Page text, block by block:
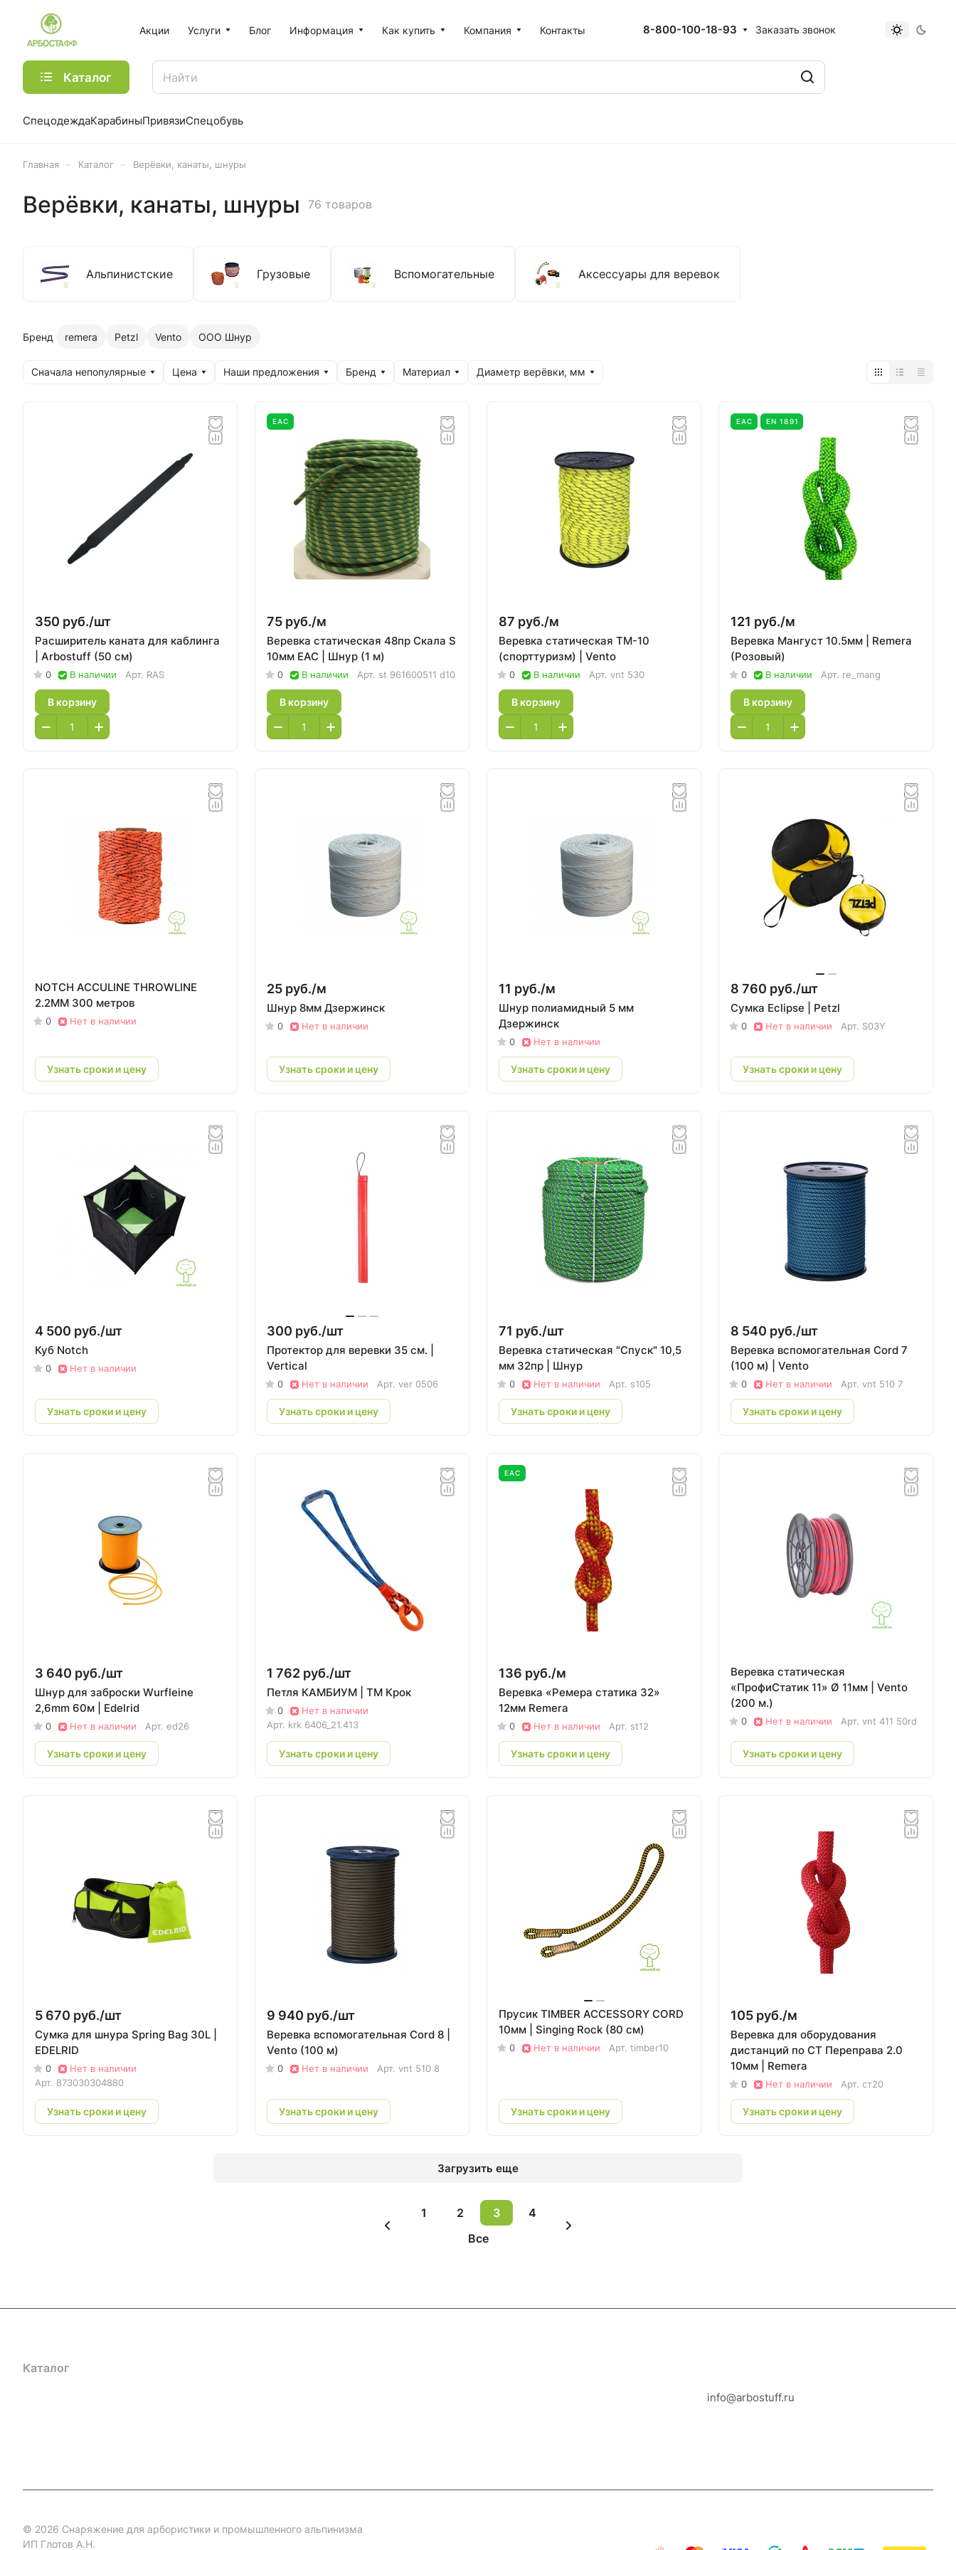
Акции Услуги Блог Информация Как купить Компания Контакты 8-800-100-18-93 Заказать звонок
Каталог
СпецодеждаКарабиныПривязиСпецобувь
Главная Каталог Верёвки, канаты, шнуры
Верёвки, канаты, шнуры 76 товаров
Альпинистские Грузовые Вспомогательные Аксессуары для веревок
Бренд remera Petzl Vento ООО Шнур
Сначала непопулярные Цена Наши предложения Бренд Материал Диаметр верёвки, мм
350 руб./шт
Расширитель каната для каблинга
| Arbostuff (50 см)
0 В наличии Арт. RAS
В корзину
EAC
75 руб./м
Веревка статическая 48пр Скала S
10мм ЕАС | Шнур (1 м)
0 В наличии Арт. st 961600511 d10
В корзину
87 руб./м
Веревка статическая ТМ-10
(спорттуризм) | Vento
0 В наличии Арт. vnt 530
В корзину
EAC EN 1891
121 руб./м
Веревка Мангуст 10.5мм | Remera
(Розовый)
0 В наличии Арт. re_mang
В корзину
NOTCH ACCULINE THROWLINE
2.2MM 300 метров
0 Нет в наличии
Узнать сроки и цену
25 руб./м
Шнур 8мм Дзержинск
0 Нет в наличии
Узнать сроки и цену
11 руб./м
Шнур полиамидный 5 мм
Дзержинск
0 Нет в наличии
Узнать сроки и цену
8 760 руб./шт
Сумка Eclipse | Petzl
0 Нет в наличии Арт. S03Y
Узнать сроки и цену
4 500 руб./шт
Куб Notch
0 Нет в наличии
Узнать сроки и цену
300 руб./шт
Протектор для веревки 35 см. |
Vertical
0 Нет в наличии Арт. ver 0506
Узнать сроки и цену
71 руб./шт
Веревка статическая "Спуск" 10,5
мм 32пр | Шнур
0 Нет в наличии Арт. s105
Узнать сроки и цену
8 540 руб./шт
Веревка вспомогательная Cord 7
(100 м) | Vento
0 Нет в наличии Арт. vnt 510 7
Узнать сроки и цену
3 640 руб./шт
Шнур для заброски Wurfleine
2,6mm 60м | Edelrid
0 Нет в наличии Арт. ed26
Узнать сроки и цену
1 762 руб./шт
Петля КАМБИУМ | ТМ Крок
0
Нет в наличии
Арт. krk 6406_21.413
Узнать сроки и цену
EAC
136 руб./м
Веревка «Ремера статика 32»
12мм Remera
0 Нет в наличии Арт. st12
Узнать сроки и цену
Веревка статическая
«ПрофиСтатик 11» Ø 11мм | Vento
(200 м.)
0 Нет в наличии Арт. vnt 411 50rd
Узнать сроки и цену
5 670 руб./шт
Сумка для шнура Spring Bag 30L |
EDELRID
0
Нет в наличии
Арт. 873030304880
Узнать сроки и цену
9 940 руб./шт
Веревка вспомогательная Cord 8 |
Vento (100 м)
0 Нет в наличии Арт. vnt 510 8
Узнать сроки и цену
Прусик TIMBER ACCESSORY CORD
10мм | Singing Rock (80 см)
0 Нет в наличии Арт. timber10
Узнать сроки и цену
105 руб./м
Веревка для оборудования
дистанций по СТ Переправа 2.0
10мм | Remera
0 Нет в наличии Арт. ст20
Узнать сроки и цену
Загрузить еще
1 2 3
4
Все
Каталог
info@arbostuff.ru
© 2026 Снаряжение для арбористики и промышленного альпинизма
ИП Глотов А.Н.